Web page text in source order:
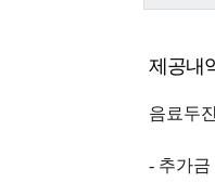
제공내
음료두
- 추가금